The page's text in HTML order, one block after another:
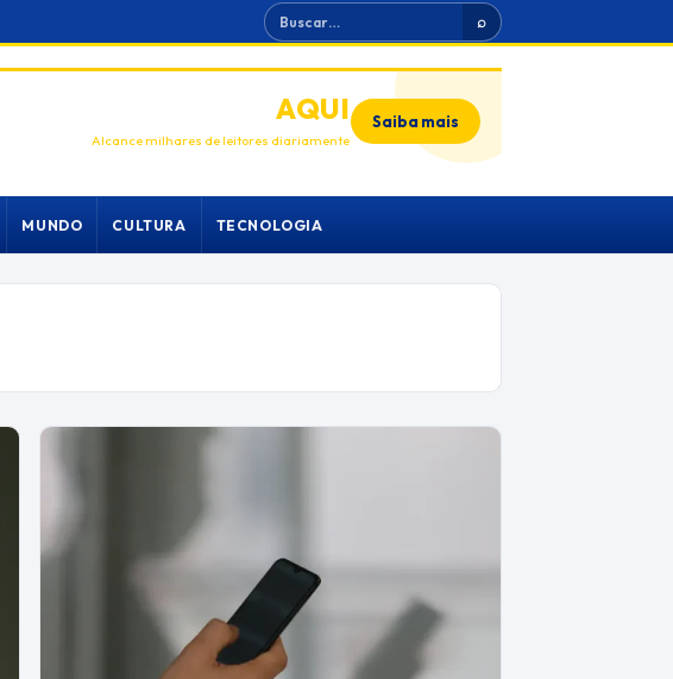
Buscar ⌕
ANUNCIEAQUI
Alcance milhares de leitores diariamente
Saiba mais
MUNDO CULTURA TECNOLOGIA